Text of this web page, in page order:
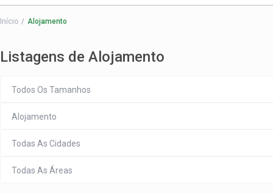
Início Alojamento
Listagens de Alojamento
Todos Os Tamanhos
Alojamento
Todas As Cidades
Todas As Áreas